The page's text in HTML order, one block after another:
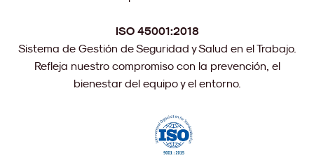
ISO 45001:2018
Sistema de Gestión de Seguridad y Salud en el Trabajo.
Refleja nuestro compromiso con la prevención, el
bienestar del equipo y el entorno.